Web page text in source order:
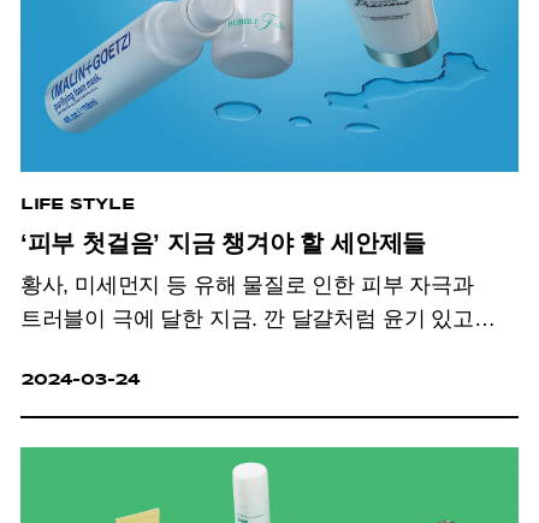
LIFE STYLE
‘피부 첫걸음’ 지금 챙겨야 할 세안제들
황사, 미세먼지 등 유해 물질로 인한 피부 자극과
트러블이 극에 달한 지금. 깐 달걀처럼 윤기 있고
2024-03-24